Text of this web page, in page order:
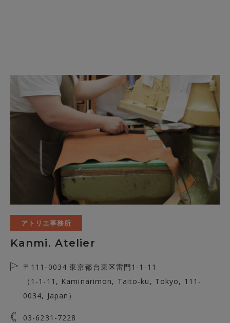
アトリエ事務所
Kanmi. Atelier
〒111-0034 東京都台東区雷門1-1-11
（1-1-11, Kaminarimon, Taito-ku, Tokyo, 111-
0034, Japan）
03-6231-7228